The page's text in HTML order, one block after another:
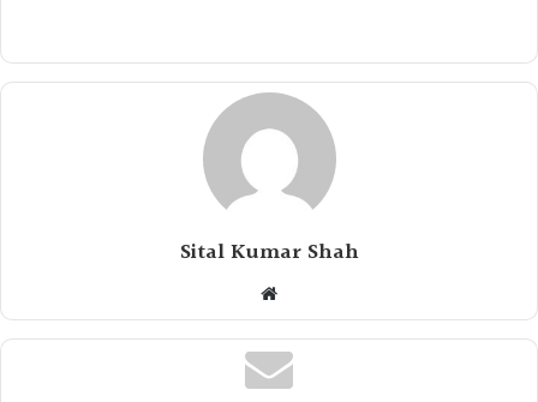
Sital Kumar Shah
Website